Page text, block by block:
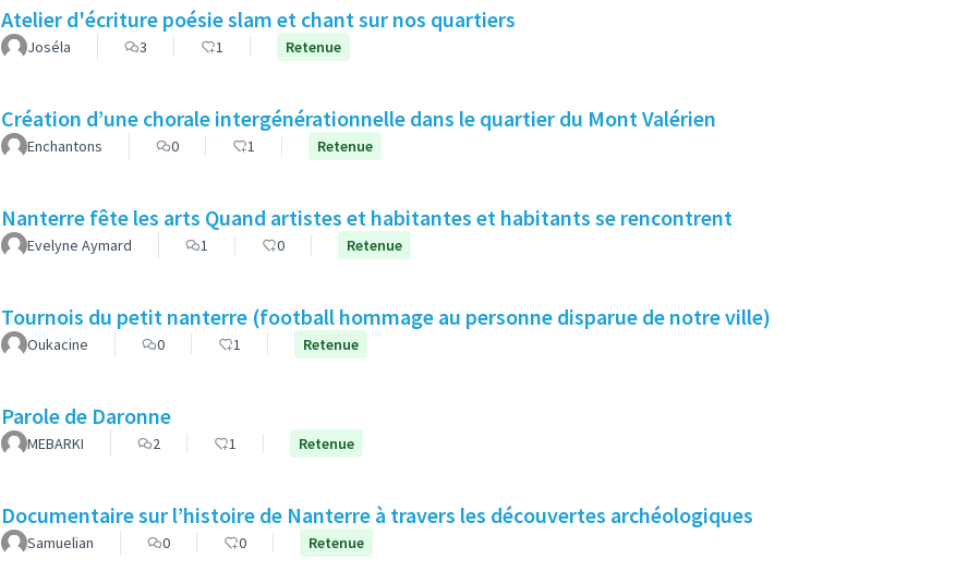
Atelier d'écriture poésie slam et chant sur nos quartiers
Joséla 3 1 Retenue
Création d’une chorale intergénérationnelle dans le quartier du Mont Valérien
Enchantons 0 1 Retenue
Nanterre fête les arts Quand artistes et habitantes et habitants se rencontrent
Evelyne Aymard 1 0 Retenue
Tournois du petit nanterre (football hommage au personne disparue de notre ville)
Oukacine 0 1 Retenue
Parole de Daronne
MEBARKI 2 1 Retenue
Documentaire sur l’histoire de Nanterre à travers les découvertes archéologiques
Samuelian 0 0 Retenue